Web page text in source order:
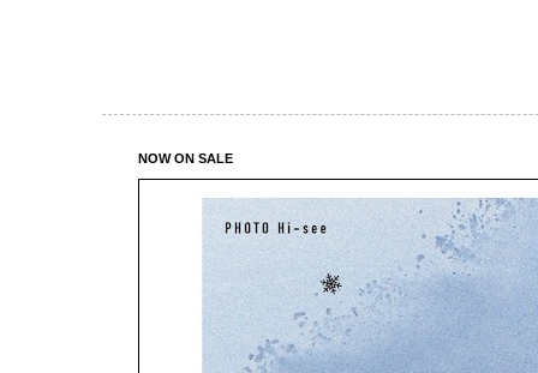
NOW ON SALE